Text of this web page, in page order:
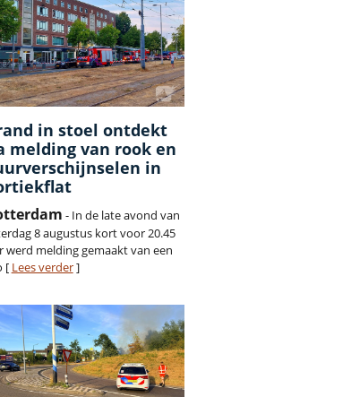
in stoel ontdekt
melding van rook en
in
- In de late avond van
8 augustus kort voor 20.45
werd melding gemaakt van een
[ Lees verder]